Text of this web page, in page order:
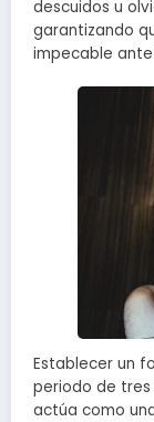
descuidos u
garantizando
impecable
Establecer un
periodo de tres
actúa como